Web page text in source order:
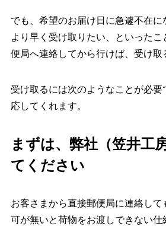
でも、希望のお届け日に急遽不在に
より早く受け取りたい、といった
便局へ連絡してから行けば、受け取
受け取るには次のようなことが必
応してくれます。
まずは、弊社（笠井工
てください
お客さまから直接郵便局に連絡し
可が無いと荷物をお渡しできない仕